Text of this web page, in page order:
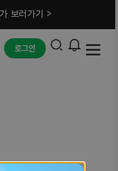
보러가기 >
로그인